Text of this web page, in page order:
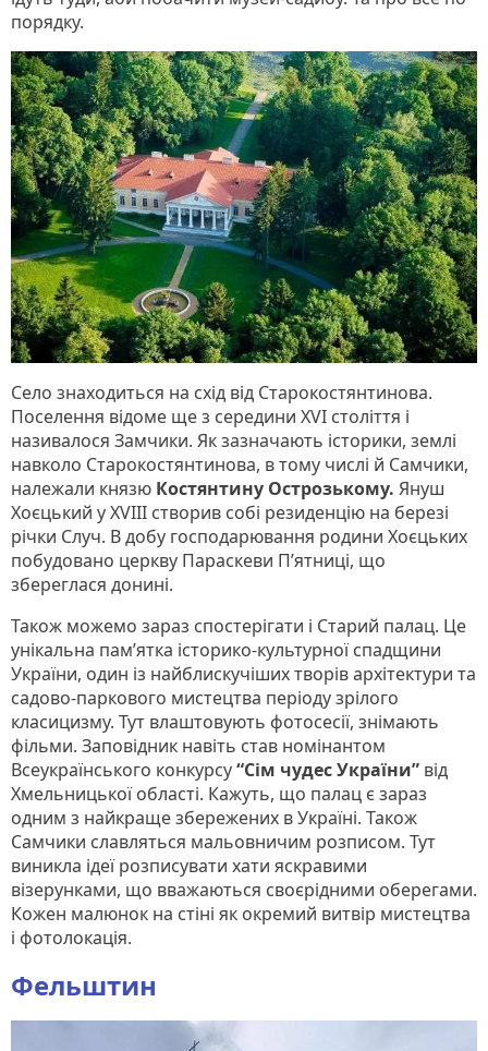
порядку.
Село знаходиться на схід від Старокостянтинова.
Поселення відоме ще з середини XVI століття і
називалося Замчики. Як зазначають історики, землі
навколо Старокостянтинова, в тому числі й Самчики,
належали князю Костянтину Острозькому. Януш
Хоєцький у XVIII створив собі резиденцію на березі
річки Случ. В добу господарювання родини Хоєцьких
побудовано церкву Параскеви П’ятниці, що
збереглася донині.
Також можемо зараз спостерігати і Старий палац. Це
унікальна пам’ятка історико-культурної спадщини
України, один із найблискучіших творів архітектури та
садово-паркового мистецтва періоду зрілого
класицизму. Тут влаштовують фотосесії, знімають
фільми. Заповідник навіть став номінантом
Всеукраїнського конкурсу“Сім чудес України” від
Хмельницької області. Кажуть, що палац є зараз
одним з найкраще збережених в Україні. Також
Самчики славляться мальовничим розписом. Тут
виникла ідеї розписувати хати яскравими
візерунками, що вважаються своєрідними оберегами.
Кожен малюнок на стіні як окремий витвір мистецтва
і фотолокація.
Фельштин